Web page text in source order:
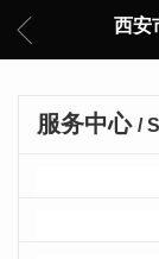
西安
服务中心 /